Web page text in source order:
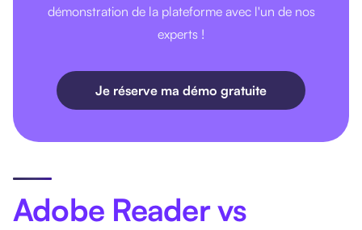
démonstration de la plateforme avec l'un de nos
experts !
Je réserve ma démo gratuite
Adobe Reader vs